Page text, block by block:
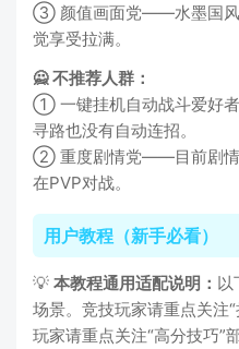
③ 颜值画面党——水墨国风
觉享受拉满。
🙅 不推荐人群：
① 一键挂机自动战斗爱好
寻路也没有自动连招。
② 重度剧情党——目前剧情
在PVP对战。
用户教程（新手必看）
💡 本教程通用适配说明： 以
场景。竞技玩家请重点关注
玩家请重点关注“高分技巧”